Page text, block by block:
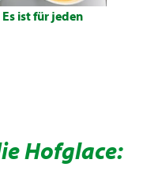
ist für jeden
Hofglace: